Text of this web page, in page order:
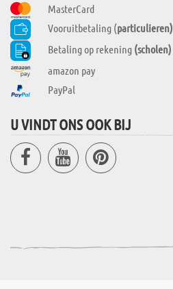
MasterCard
Vooruitbetaling (particulieren)
Betaling op rekening (scholen)
amazon pay
PayPal
U VINDT ONS OOK BIJ